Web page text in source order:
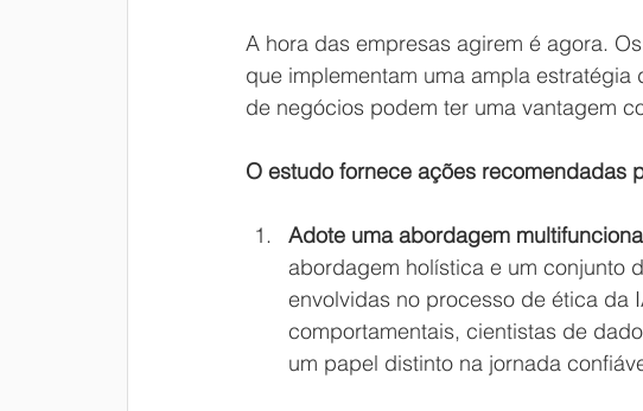
A hora das empresas agirem é agora.
que implementam uma ampla
de negócios podem ter uma vantagem
O estudo fornece ações recomendadas
Adote uma abordagem
abordagem holística e um conjunto
envolvidas no processo de ética da
comportamentais, cientistas de
um papel distinto na jornada